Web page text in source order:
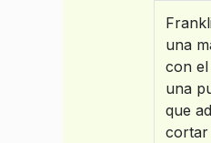
una
con
una
que
cortar